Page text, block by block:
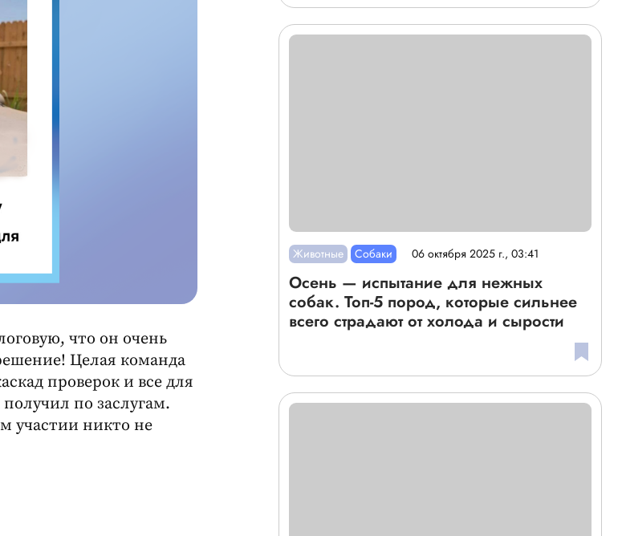
что он очень
Целая команда
проверок и все для
по заслугам.
участии никто не
Животные Собаки 06 октября 2025 г., 03:41
Осень — испытание для нежных
собак. Топ-5 пород, которые сильнее
всего страдают от холода и сырости